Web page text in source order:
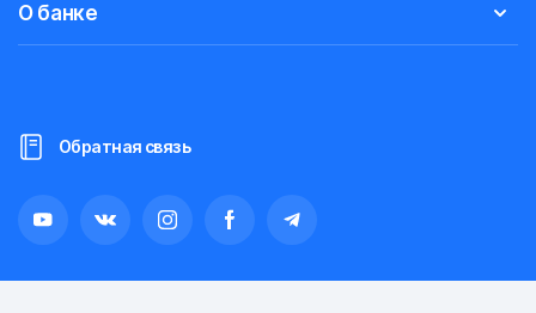
О банке
Обратная связь